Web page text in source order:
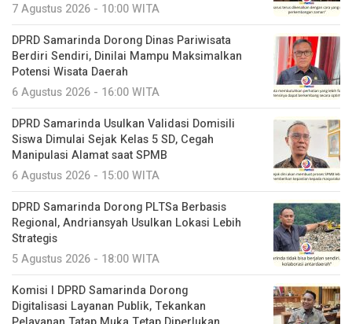
7 Agustus 2026 - 10:00 WITA
DPRD Samarinda Dorong Dinas Pariwisata
Berdiri Sendiri, Dinilai Mampu Maksimalkan
Potensi Wisata Daerah
6 Agustus 2026 - 16:00 WITA
DPRD Samarinda Usulkan Validasi Domisili
Siswa Dimulai Sejak Kelas 5 SD, Cegah
Manipulasi Alamat saat SPMB
6 Agustus 2026 - 15:00 WITA
DPRD Samarinda Dorong PLTSa Berbasis
Regional, Andriansyah Usulkan Lokasi Lebih
Strategis
5 Agustus 2026 - 18:00 WITA
Komisi I DPRD Samarinda Dorong
Digitalisasi Layanan Publik, Tekankan